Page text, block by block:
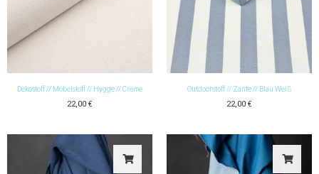
Dekostoff // Möbelstoff // Hygge // Creme
22,00 €
Outdoorstoff // Zante // Blau Weiß
22,00 €